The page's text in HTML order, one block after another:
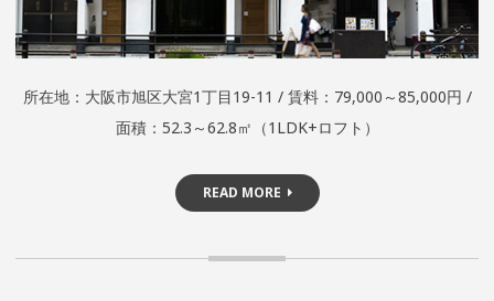
所在地：大阪市旭区大宮1丁目19-11 / 賃料：79,000～85,000円 /
面積：52.3～62.8㎡（1LDK+ロフト）
READ MORE